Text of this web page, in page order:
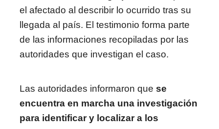
el afectado al describir lo ocurrido tras su
llegada al país. El testimonio forma parte
de las informaciones recopiladas por las
autoridades que investigan el caso.
Las autoridades informaron que se
encuentra en marcha una investigación
para identificar y localizar a los